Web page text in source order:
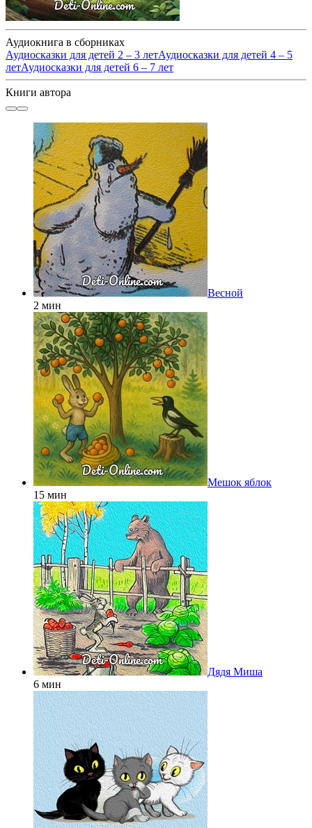
Аудиокнига в сборниках
Аудиосказки для детей 2 – 3 летАудиосказки для детей 4 – 5
летАудиосказки для детей 6 – 7 лет
Книги автора
Весной
2 мин
Мешок яблок
15 мин
Дядя Миша
6 мин